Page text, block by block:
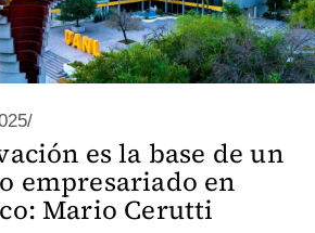
es la base de un
empresariado en
Mario Cerutti